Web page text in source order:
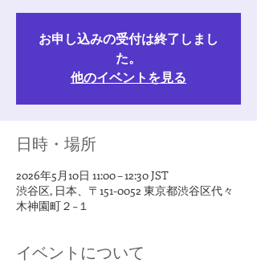
お申し込みの受付は終了しまし
た。
他のイベントを見る
日時・場所
2026年5月10日 11:00 – 12:30 JST
渋谷区, 日本、〒151-0052 東京都渋谷区代々
木神園町２−１
イベントについて